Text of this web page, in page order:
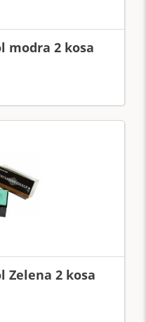
modra 2 kosa
Zelena 2 kosa